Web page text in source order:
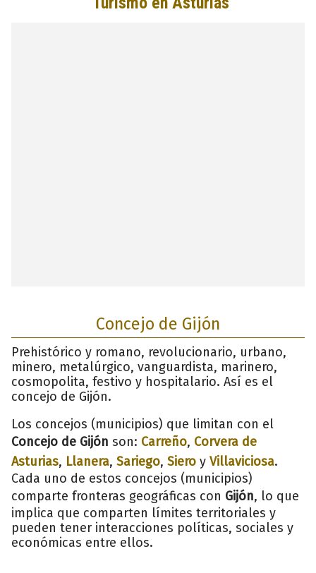
Concejo de Gijón
Prehistórico y romano, revolucionario, urbano,
minero, metalúrgico, vanguardista, marinero,
cosmopolita, festivo y hospitalario. Así es el
concejo de Gijón.
Los concejos (municipios) que limitan con el
Concejo de Gijón son: Carreño, Corvera de
Asturias, Llanera, Sariego, Siero y Villaviciosa.
Cada uno de estos concejos (municipios)
comparte fronteras geográficas con Gijón, lo que
implica que comparten límites territoriales y
pueden tener interacciones políticas, sociales y
económicas entre ellos.